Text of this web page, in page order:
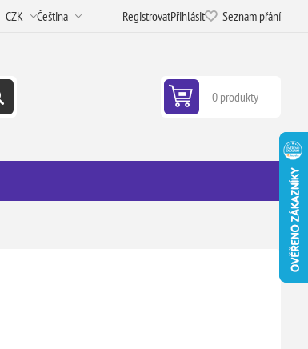
RegistrovatPřihlásit Seznam přání
0 produkty